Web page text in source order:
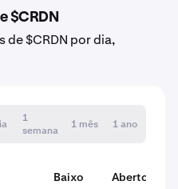
$CRDN
$CRDN por dia,
1
semana
1 mês 1 ano
Baixo Aberto